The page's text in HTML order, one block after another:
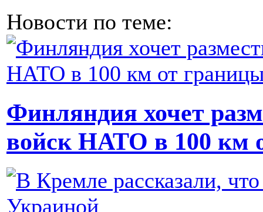
Новости по теме:
Финляндия хочет
войск НАТО в 100 км